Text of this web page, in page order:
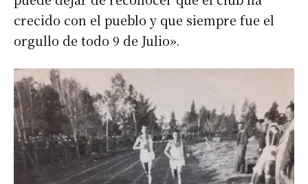
crecido con el pueblo y que siempre fue el
orgullo de todo 9 de Julio».